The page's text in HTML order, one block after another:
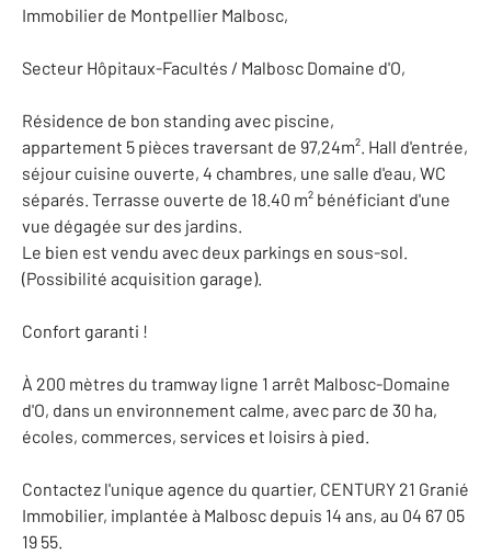
Immobilier de Montpellier Malbosc,
Secteur Hôpitaux-Facultés / Malbosc Domaine d'O,
Résidence de bon standing avec piscine,
appartement 5 pièces traversant de 97,24m². Hall d'entrée,
séjour cuisine ouverte, 4 chambres, une salle d'eau, WC
séparés. Terrasse ouverte de 18.40 m² bénéficiant d'une
vue dégagée sur des jardins.
Le bien est vendu avec deux parkings en sous-sol.
(Possibilité acquisition garage).
Confort garanti !
À 200 mètres du tramway ligne 1 arrêt Malbosc-Domaine
d'O, dans un environnement calme, avec parc de 30 ha,
écoles, commerces, services et loisirs à pied.
Contactez l'unique agence du quartier, CENTURY 21 Granié
Immobilier, implantée à Malbosc depuis 14 ans, au 04 67 05
19 55.